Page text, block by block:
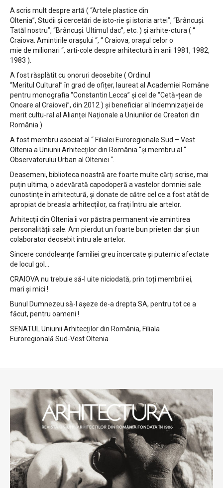
A scris mult despre artă ( “Artele plastice din
Oltenia”, Studii și cercetări de isto-rie și istoria artei”, “Brâncuși.
Tatăl nostru”, “Brâncuși. Ultimul dac”, etc. ) și arhite-ctura ( “
Craiova. Amintirile orașului “, “ Craiova, orașul celor o
mie de milionari “, arti-cole despre arhitectură în anii 1981, 1982,
1983 ).
A fost răsplătit cu onoruri deosebite ( Ordinul
“Meritul Cultural” în grad de ofițer, laureat al Academiei Române
pentru monografia “Constantin Lecca” și cel de “Cetă-țean de
Onoare al Craiovei”, din 2012 ) și beneficiar al Indemnizației de
merit cultu-ral al Alianței Naționale a Uniunilor de Creatori din
România )
A fost membru asociat al “ Filialei Euroregionale Sud – Vest
Oltenia a Uniunii Arhitecților din România “și membru al “
Observatorului Urban al Olteniei “.
Deasemeni, biblioteca noastră are foarte multe cărți scrise, mai
puțin ultima, o adevărată capodoperă a vastelor domniei sale
cunostințe în arhitectură, și donate de către cel ce a fost atât de
apropiat de breasla arhitecților, ca frați întru ale artelor.
Arhitecții din Oltenia îi vor păstra permanent vie amintirea
personalității sale. Am pierdut un foarte bun prieten dar și un
colaborator deosebit întru ale artelor.
Sincere condoleanțe familiei greu încercate și puternic afectate
de locul gol...
CRAIOVA nu trebuie să-l uite niciodată, prin toți membrii ei,
mari și mici !
Bunul Dumnezeu să-l așeze de-a drepta SA, pentru tot ce a
făcut, pentru oameni !
SENATUL Uniunii Arhitecților din România, Filiala
Euroregională Sud-Vest Oltenia.